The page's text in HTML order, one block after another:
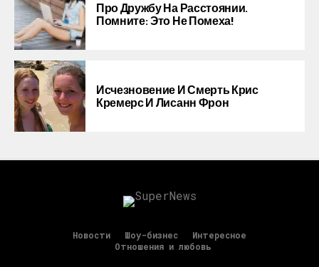
Про Дружбу На Расстоянии.
Помните: Это Не Помеха!
Исчезновение И Смерть Крис
Кремерс И Лисанн Фрон
Новости Шоу-бизнес
Интересное
Отношения и любовь